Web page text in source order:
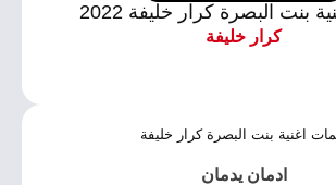
بنت البصرة كرار خليفة 2022
كرار خليفة
اغنية بنت البصرة كرار خليفة
ادمان يدمان